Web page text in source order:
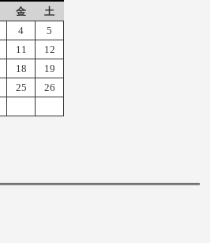
金
土
4
5
11
12
18
19
25
26